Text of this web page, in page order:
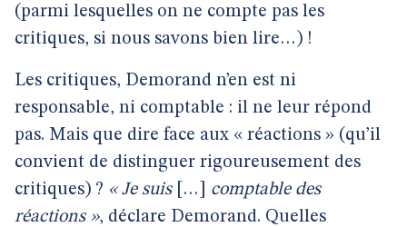
(parmi lesquelles on ne compte pas les
critiques, si nous savons bien lire…) !
Les critiques, Demorand n’en est ni
responsable, ni comptable : il ne leur répond
pas. Mais que dire face aux « réactions » (qu’il
convient de distinguer rigoureusement des
critiques) ? « Je suis[…] comptable des
réactions », déclare Demorand. Quelles